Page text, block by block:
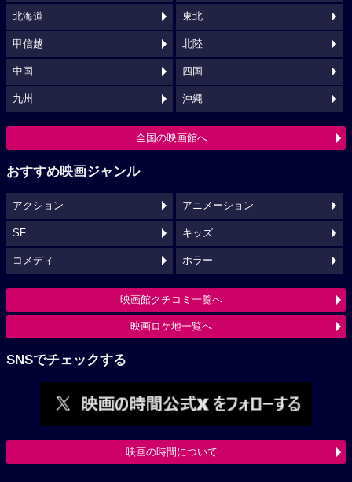
北海道 東北
甲信越 北陸
中国 四国
九州 沖縄
全国の映画館へ
おすすめ映画ジャンル
アクション アニメーション
SF キッズ
コメディ ホラー
映画館クチコミ一覧へ
映画ロケ地一覧へ
SNSでチェックする
映画の時間について